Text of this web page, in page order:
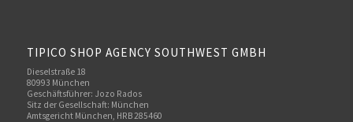
TIPICO SHOP AGENCY SOUTHWEST GMBH
Dieselstraße 18
80993 München
Geschäftsführer: Jozo Rados
Sitz der Gesellschaft: München
Amtsgericht München, HRB 285460